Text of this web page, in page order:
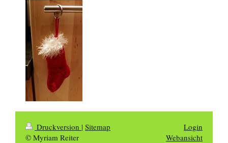
Druckversion | Sitemap
© Myriam Reiter
Login
Webansicht